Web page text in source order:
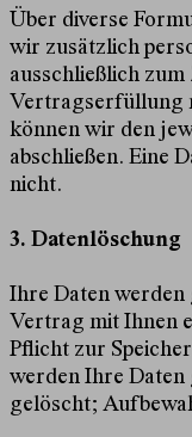
Über diverse
wir zusätzlich
ausschließlich
Vertragserfüllung
können wir den
abschließen. Eine
nicht.
3. Datenlöschung
Ihre Daten werden
Vertrag mit Ihnen
Pflicht zur
werden Ihre Daten
gelöscht;